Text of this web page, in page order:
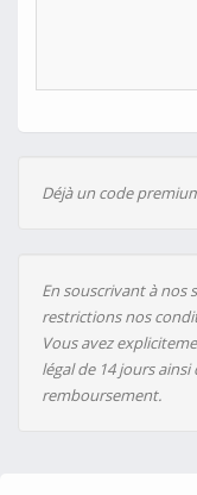
Déjà un code
En souscrivant à nos
restrictions nos
Vous avez
légal de 14 jours
remboursement.